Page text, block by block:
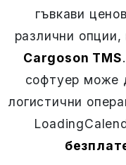
гъвкави
различни
Cargoson TMS
софтуер може
логистични